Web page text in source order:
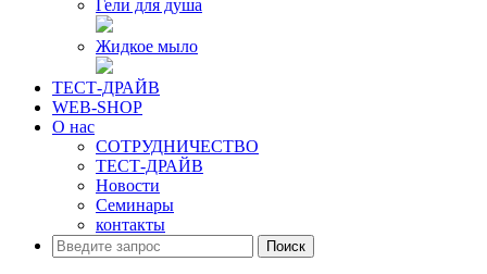
Гели для душа
Жидкое мыло
ТЕСТ-ДРАЙВ
WEB-SHOP
О нас
СОТРУДНИЧЕСТВО
ТЕСТ-ДРАЙВ
Новости
Семинары
контакты
Поиск